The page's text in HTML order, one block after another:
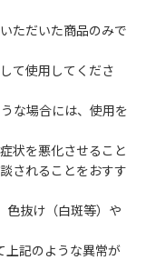
ただいた商品のみで
て使用してくださ
な場合には、使用を
状を悪化させること
されることをおすす
色抜け（白斑等）や
上記のような異常が